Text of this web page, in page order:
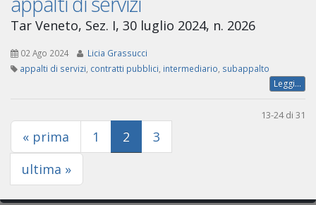
Tar Veneto, Sez. I, 30 luglio 2024, n. 2026
02 Ago 2024
Licia Grassucci
appalti di servizi contratti pubblici intermediario subappalto
Leggi...
« prima 1 2 (current)
3
ultima »
13-24 di 31